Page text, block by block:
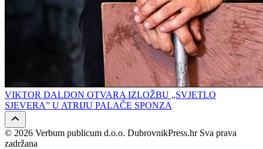
VIKTOR DALDON OTVARA IZLOŽBU „SVJETLO
SJEVERA” U ATRIJU PALAČE SPONZA
© 2026 Verbum publicum d.o.o. DubrovnikPress.hr Sva prava
zadržana